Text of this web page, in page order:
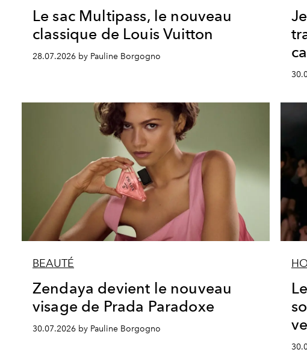
Le sac Multipass, le nouveau
classique de Louis Vuitton
28.07.2026 by Pauline Borgogno
BEAUTÉ
Zendaya devient le nouveau
visage de Prada Paradoxe
30.07.2026 by Pauline Borgogno